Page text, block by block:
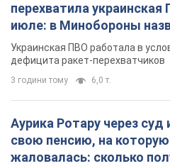
перехватила украинская
июле: в Минобороны
Украинская ПВО работала в
дефицита ракет-перехватчиков
3 години тому 6,0 т.
Аурика Ротару через суд
свою пенсию, на
жаловалась: сколько